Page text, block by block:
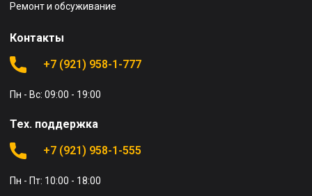
Ремонт и обсуживание
Контакты
+7 (921) 958-1-777
Пн - Вс: 09:00 - 19:00
Тех. поддержка
+7 (921) 958-1-555
Пн - Пт: 10:00 - 18:00